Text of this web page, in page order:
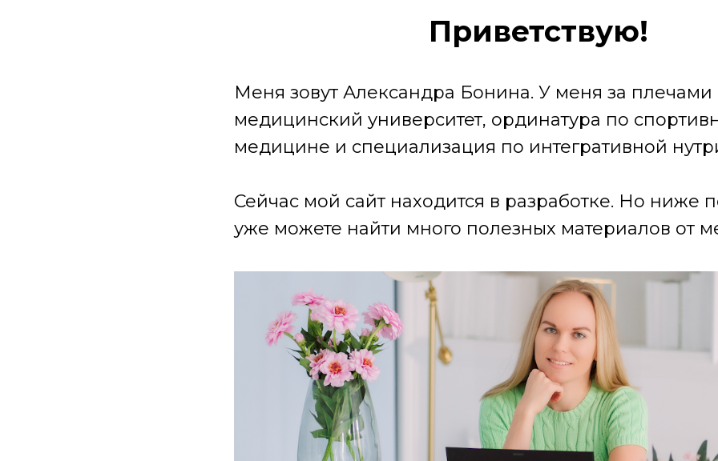
Приветствую!
Меня зовут Александра Бонина. У меня за плечами
медицинский университет, ординатура по
медицине и специализация по интегративной
Сейчас мой сайт находится в разработке. Но ниже
уже можете найти много полезных материалов от